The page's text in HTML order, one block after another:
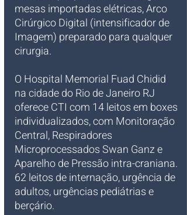
mesas importadas elétricas, Arco
Cirúrgico Digital (intensificador de
Imagem) preparado para qualquer
cirurgia.
O Hospital Memorial Fuad Chidid
na cidade do Rio de Janeiro RJ
oferece CTI com 14 leitos em boxes
individualizados, com Monitoração
Central, Respiradores
Microprocessados Swan Ganz e
Aparelho de Pressão intra-craniana.
62 leitos de internação, urgência de
adultos, urgências pediátrias e
berçário.